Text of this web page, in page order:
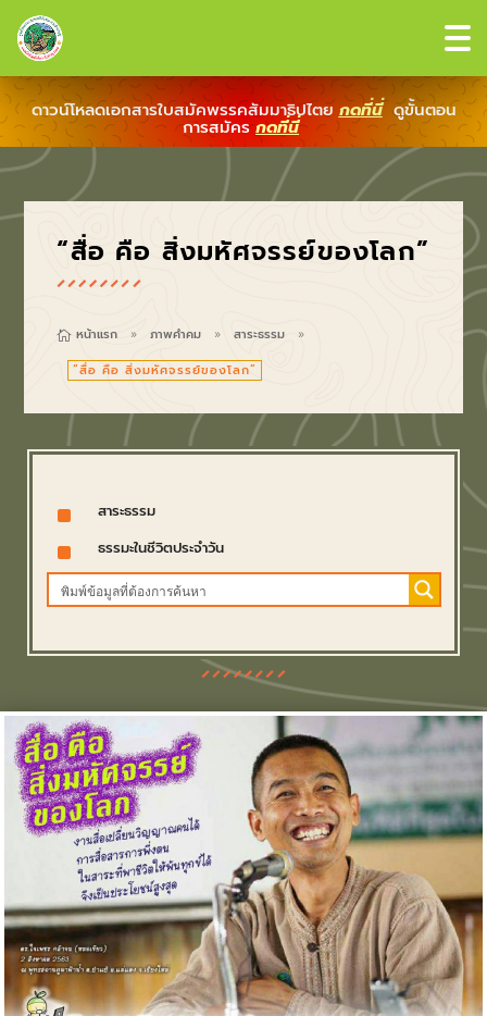
ดาวน์โหลดเอกสารใบสมัคพรรคสัมมาธิปไตย กดที่นี่ ดูขั้นตอน
การสมัครกดที่นี่
“สื่อ คือ สิ่งมหัศจรรย์ของโลก”
 หน้าแรก 9 ภาพคำคม 9 สาระธรรม 9
“สื่อ คือ สิ่งมหัศจรรย์ของโลก”
^ สาระธรรม
^ ธรรมะในชีวิตประจำวัน